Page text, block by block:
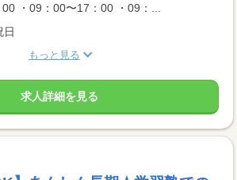
・09：00〜17：00 ・09：...
日
もっと見る
求人詳細を見る